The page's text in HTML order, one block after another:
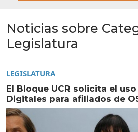
Noticias sobre
Legislatura
LEGISLATURA
El Bloque UCR solicita el
Digitales para afiliados de